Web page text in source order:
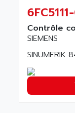
TVM
KVR
TVD
AC
KDA
KDS
ADAC
ADAFRUIT
ADAM
ADANI
Contrôle
SIEMENS
SINUMERIK